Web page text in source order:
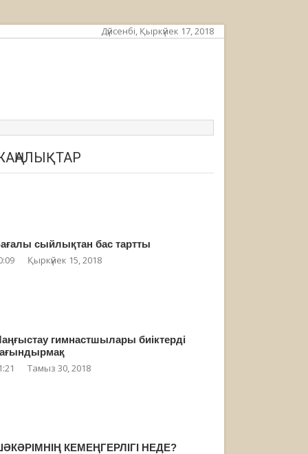
Дүйсенбі, Қыркүйек 17, 2018
сыйлықтан бас тартты
Қыркүйек 15, 2018
гимнастшылары биіктерді
Тамыз 30, 2018
КЕМЕҢГЕРЛІГІ НЕДЕ?